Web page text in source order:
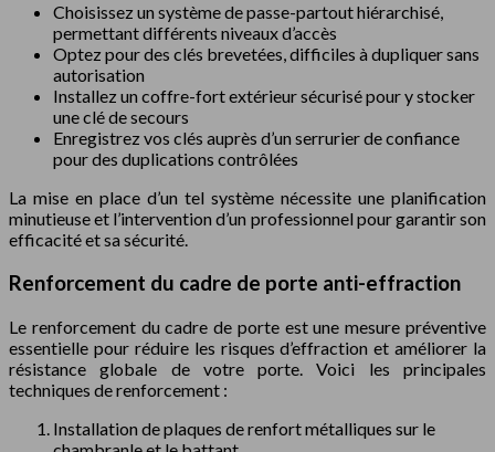
Choisissez un système de passe-partout hiérarchisé,
permettant différents niveaux d’accès
Optez pour des clés brevetées, difficiles à dupliquer sans
autorisation
Installez un coffre-fort extérieur sécurisé pour y stocker
une clé de secours
Enregistrez vos clés auprès d’un serrurier de confiance
pour des duplications contrôlées
La mise en place d’un tel système nécessite une planification
minutieuse et l’intervention d’un professionnel pour garantir son
efficacité et sa sécurité.
Renforcement du cadre de porte anti-effraction
Le renforcement du cadre de porte est une mesure préventive
essentielle pour réduire les risques d’effraction et améliorer la
résistance globale de votre porte. Voici les principales
techniques de renforcement :
Installation de plaques de renfort métalliques sur le